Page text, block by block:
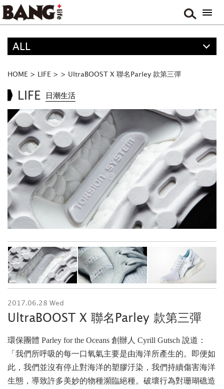
ALL
FOOD
MOVIE & DRAMA
TRAVEL
MUSIC
GAME
HOME > LIFE > > UltraBOOST X 聯名Parley 款第三彈
LIFE 日潮生活
2017.06.28 Wed
UltraBOOST X 聯名Parley 款第三彈
環保團體 Parley for the Oceans 創辦人 Cyrill Gutsch 說道：
「我們所呼吸的每一口氧氣主要是由海洋所產生的。即便如
此，我們並沒有停止對海洋的塑膠汙染，我們持續傷害海洋
生態，導致許多美妙的物種瀕臨絕種。破壞行為對珊瑚礁造